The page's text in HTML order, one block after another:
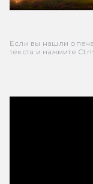
Если вы нашли
текста и нажмите